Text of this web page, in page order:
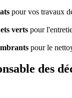
pour vos travaux
verts pour
pour le
des